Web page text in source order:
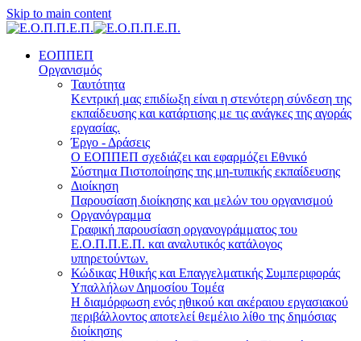
Skip to main content
ΕΟΠΠΕΠ
Οργανισμός
Ταυτότητα
Κεντρική μας επιδίωξη είναι η στενότερη σύνδεση της
εκπαίδευσης και κατάρτισης με τις ανάγκες της αγοράς
εργασίας.
Έργο - Δράσεις
Ο ΕΟΠΠΕΠ σχεδιάζει και εφαρμόζει Eθνικό
Σύστημα Πιστοποίησης της μη-τυπικής εκπαίδευσης
Διοίκηση
Παρουσίαση διοίκησης και μελών του οργανισμού
Οργανόγραμμα
Γραφική παρουσίαση οργανογράμματος του
Ε.Ο.Π.Π.Ε.Π. και αναλυτικός κατάλογος
υπηρετούντων.
Κώδικας Ηθικής και Επαγγελματικής Συμπεριφοράς
Υπαλλήλων Δημοσίου Τομέα
Η διαμόρφωση ενός ηθικού και ακέραιου εργασιακού
περιβάλλοντος αποτελεί θεμέλιο λίθο της δημόσιας
διοίκησης